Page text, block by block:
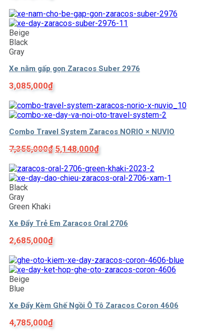
Beige
Black
Gray
Xe nằm gấp gọn Zaracos Suber 2976
3,085,000₫
Combo Travel System Zaracos NORIO × NUVIO
7,355,000₫ Giá
là:
7,355,000₫.
5,148,000₫Giá
hiện
tại
là:
Black
Gray
Green Khaki
Xe Đẩy Trẻ Em Zaracos Oral 2706
2,685,000₫
Beige
Blue
Xe Đẩy Kèm Ghế Ngồi Ô Tô Zaracos Coron 4606
4,785,000₫